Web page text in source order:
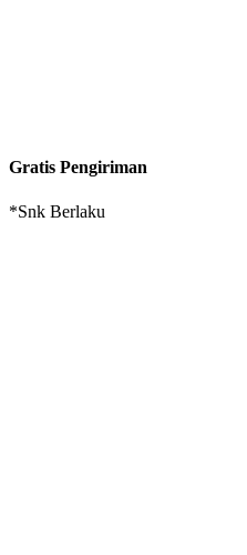
Gratis Pengiriman
*Snk Berlaku